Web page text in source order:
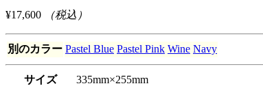
¥17,600 （税込）
別のカラー Pastel Blue Pastel Pink Wine Navy
サイズ
335mm×255mm